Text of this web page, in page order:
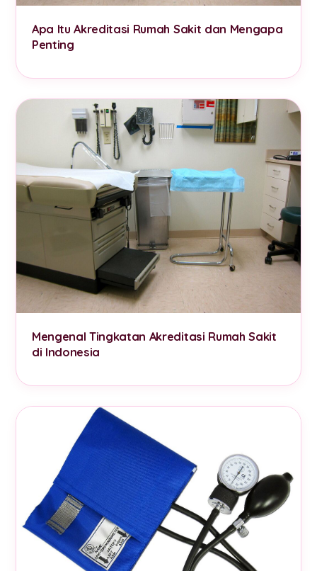
Apa Itu Akreditasi Rumah Sakit dan Mengapa
Penting
Mengenal Tingkatan Akreditasi Rumah Sakit
di Indonesia